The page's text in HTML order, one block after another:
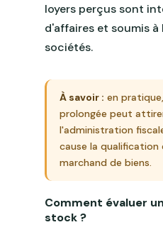
loyers perçus sont
d'affaires et soumis
sociétés.
À savoir : en
prolongée peut
l'administration
cause la
marchand de biens.
Comment évaluer
stock ?